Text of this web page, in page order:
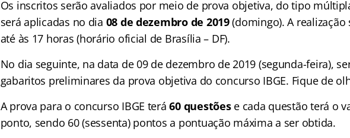
Os inscritos serão avaliados por meio de prova objetiva, do tipo
será aplicadas no dia 08 de dezembro de 2019(domingo). A realização
até às 17 horas (horário oficial de Brasília – DF).
No dia seguinte, na data de 09 de dezembro de 2019 (segunda-feira),
gabaritos preliminares da prova objetiva do concurso IBGE. Fique de
A prova para o concurso IBGE terá60 questõese cada questão terá o
ponto, sendo 60 (sessenta) pontos a pontuação máxima a ser obtida.